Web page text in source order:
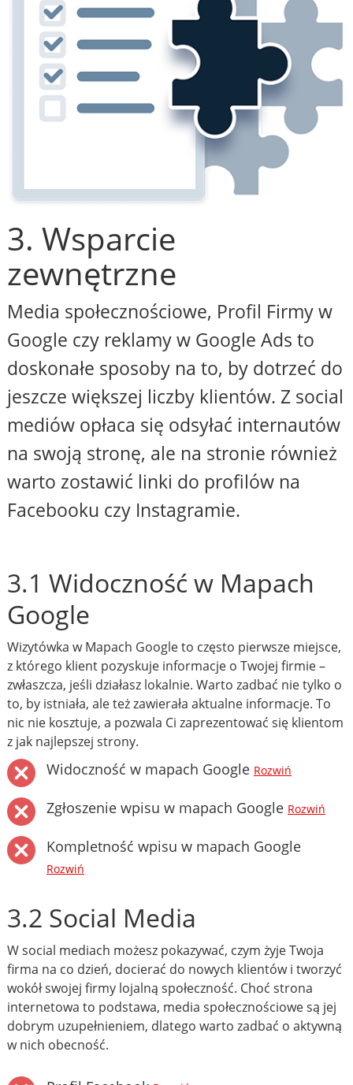
3. Wsparcie
zewnętrzne
Media społecznościowe, Profil Firmy w
Google czy reklamy w Google Ads to
doskonałe sposoby na to, by dotrzeć do
jeszcze większej liczby klientów. Z social
mediów opłaca się odsyłać internautów
na swoją stronę, ale na stronie również
warto zostawić linki do profilów na
Facebooku czy Instagramie.
3.1 Widoczność w Mapach
Google
Wizytówka w Mapach Google to często pierwsze miejsce,
z którego klient pozyskuje informacje o Twojej firmie –
zwłaszcza, jeśli działasz lokalnie. Warto zadbać nie tylko o
to, by istniała, ale też zawierała aktualne informacje. To
nic nie kosztuje, a pozwala Ci zaprezentować się klientom
z jak najlepszej strony.
Widoczność w mapach Google Rozwiń
Zgłoszenie wpisu w mapach Google Rozwiń
Kompletność wpisu w mapach Google
Rozwiń
3.2 Social Media
W social mediach możesz pokazywać, czym żyje Twoja
firma na co dzień, docierać do nowych klientów i tworzyć
wokół swojej firmy lojalną społeczność. Choć strona
internetowa to podstawa, media społecznościowe są jej
dobrym uzupełnieniem, dlatego warto zadbać o aktywną
w nich obecność.